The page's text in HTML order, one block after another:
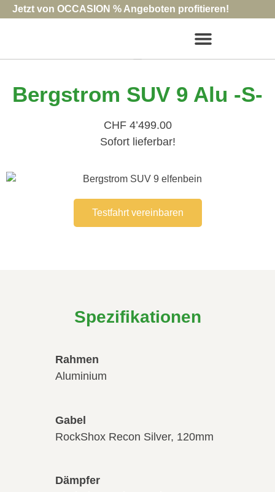
Jetzt von OCCASION % Angeboten profitieren!
Bergstrom SUV 9 Alu -S-
CHF 4’499.00
Sofort lieferbar!
Testfahrt vereinbaren
Spezifikationen
Rahmen
Aluminium
Gabel
RockShox Recon Silver, 120mm
Dämpfer